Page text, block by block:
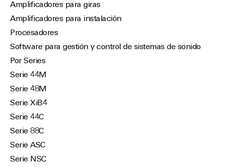
Amplificadores para giras
Amplificadores para instalación
Procesadores
Software para gestión y control de sistemas de sonido
Por Series
Serie 44M
Serie 48M
Serie XiB4
Serie 44C
Serie 88C
Serie ASC
Serie NSC